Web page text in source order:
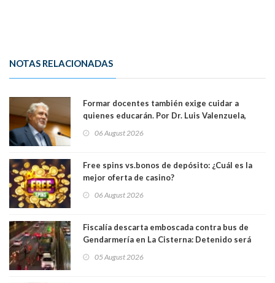
NOTAS RELACIONADAS
Formar docentes también exige cuidar a
quienes educarán. Por Dr. Luis Valenzuela,
Académicos U. Católica Silva Henríquez
06 August 2026
Free spins vs.bonos de depósito: ¿Cuál es la
mejor oferta de casino?
06 August 2026
Fiscalía descarta emboscada contra bus de
Gendarmería en La Cisterna: Detenido será
05 August 2026